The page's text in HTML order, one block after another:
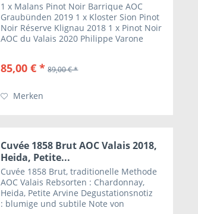
1 x Malans Pinot Noir Barrique AOC
Graubünden 2019 1 x Kloster Sion Pinot
Noir Réserve Klignau 2018 1 x Pinot Noir
AOC du Valais 2020 Philippe Varone
85,00 € * 89,00 € *
Merken
Cuvée 1858 Brut AOC Valais 2018,
Heida, Petite...
Cuvée 1858 Brut, traditionelle Methode
AOC Valais Rebsorten : Chardonnay,
Heida, Petite Arvine Degustationsnotiz
: blumige und subtile Note von